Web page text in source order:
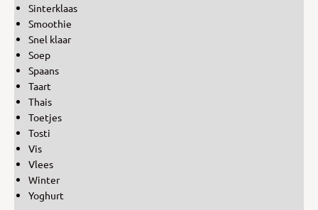
Sinterklaas
Smoothie
Snel klaar
Soep
Spaans
Taart
Thais
Toetjes
Tosti
Vis
Vlees
Winter
Yoghurt